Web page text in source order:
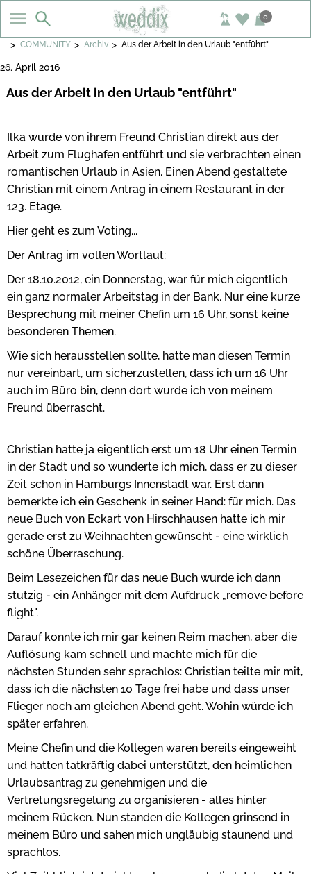
0
> COMMUNITY > Archiv > Aus der Arbeit in den Urlaub "entführt"
26. April 2016
Aus der Arbeit in den Urlaub "entführt"
Ilka wurde von ihrem Freund Christian direkt aus der
Arbeit zum Flughafen entführt und sie verbrachten einen
romantischen Urlaub in Asien. Einen Abend gestaltete
Christian mit einem Antrag in einem Restaurant in der
123. Etage.
Hier geht es zum Voting...
Der Antrag im vollen Wortlaut:
Der 18.10.2012, ein Donnerstag, war für mich eigentlich
ein ganz normaler Arbeitstag in der Bank. Nur eine kurze
Besprechung mit meiner Chefin um 16 Uhr, sonst keine
besonderen Themen.
Wie sich herausstellen sollte, hatte man diesen Termin
nur vereinbart, um sicherzustellen, dass ich um 16 Uhr
auch im Büro bin, denn dort wurde ich von meinem
Freund überrascht.
Christian hatte ja eigentlich erst um 18 Uhr einen Termin
in der Stadt und so wunderte ich mich, dass er zu dieser
Zeit schon in Hamburgs Innenstadt war. Erst dann
bemerkte ich ein Geschenk in seiner Hand: für mich. Das
neue Buch von Eckart von Hirschhausen hatte ich mir
gerade erst zu Weihnachten gewünscht - eine wirklich
schöne Überraschung.
Beim Lesezeichen für das neue Buch wurde ich dann
stutzig - ein Anhänger mit dem Aufdruck „remove before
flight".
Darauf konnte ich mir gar keinen Reim machen, aber die
Auflösung kam schnell und machte mich für die
nächsten Stunden sehr sprachlos: Christian teilte mir mit,
dass ich die nächsten 10 Tage frei habe und dass unser
Flieger noch am gleichen Abend geht. Wohin würde ich
später erfahren.
Meine Chefin und die Kollegen waren bereits eingeweiht
und hatten tatkräftig dabei unterstützt, den heimlichen
Urlaubsantrag zu genehmigen und die
Vertretungsregelung zu organisieren - alles hinter
meinem Rücken. Nun standen die Kollegen grinsend in
meinem Büro und sahen mich ungläubig staunend und
sprachlos.